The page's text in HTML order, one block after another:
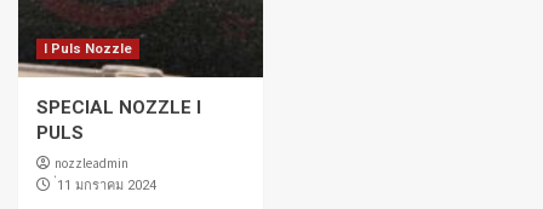
I Puls Nozzle
SPECIAL NOZZLE I
PULS
nozzleadmin
่11 มกราคม 2024